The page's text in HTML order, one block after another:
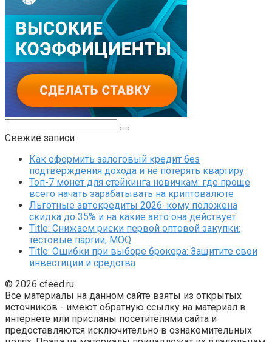
Свежие записи
Как оформить залоговый кредит без
подтверждения дохода и не потерять квартиру
Топ-7 монет для стейкинга новичкам: где проще
всего начать зарабатывать на криптовалюте
Льготные автокредиты 2026: кому положена
скидка до 35% и на какие авто она действует
Title: Снижаем риски первой оптовой закупки:
тестовые партии, MOQ
Title: Ошибки при выборе брокера: Защитите свои
инвестиции и средства
© 2026 cfeed.ru
Все материалы на данном сайте взяты из открытых
источников - имеют обратную ссылку на материал в
интернете или присланы посетителями сайта и
предоставляются исключительно в ознакомительных